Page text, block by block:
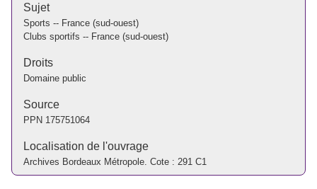
Sujet
Sports -- France (sud-ouest)
Clubs sportifs -- France (sud-ouest)
Droits
Domaine public
Source
PPN 175751064
Localisation de l'ouvrage
Archives Bordeaux Métropole. Cote : 291 C1